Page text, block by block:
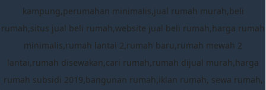
kampung,perumahan minimalis,jual rumah murah,beli
rumah,situs jual beli rumah,website jual beli rumah,harga rumah
minimalis,rumah lantai 2,rumah baru,rumah mewah 2
lantai,rumah disewakan,cari rumah,rumah dijual murah,harga
rumah subsidi 2019,bangunan rumah,iklan rumah, sewa rumah,